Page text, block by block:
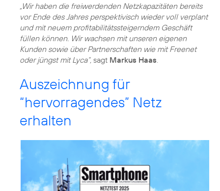
„Wir haben die freiwerdenden Netzkapazitäten bereits
vor Ende des Jahres perspektivisch wieder voll verplant
und mit neuem profitabilitätssteigerndem Geschäft
füllen können. Wir wachsen mit unseren eigenen
Kunden sowie über Partnerschaften wie mit Freenet
oder jüngst mit Lyca“, sagt Markus Haas
Auszeichnung für
“hervorragendes” Netz
erhalten